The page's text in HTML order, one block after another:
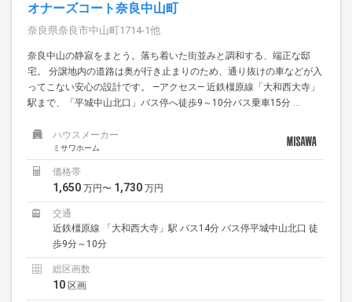
オナーズコート奈良中山町
奈良県奈良市中山町1714-1他
奈良中山の静寂をまとう。落ち着いた街並みと調和する、端正な邸
宅。 分譲地内の道路は奥が行き止まりのため、通り抜けの車などが入
ってこない安心の設計です。 —アクセス— 近鉄橿原線「大和西大寺」
駅まで、「平城中山北口」バス停へ徒歩9～10分バス乗車15分 ...
ハウスメーカー
ミサワホーム
価格帯
1,650 万円〜 1,730 万円
交通
近鉄橿原線 「大和西大寺」駅 バス14分 バス停平城中山北口 徒
歩9分～10分
総区画数
10 区画